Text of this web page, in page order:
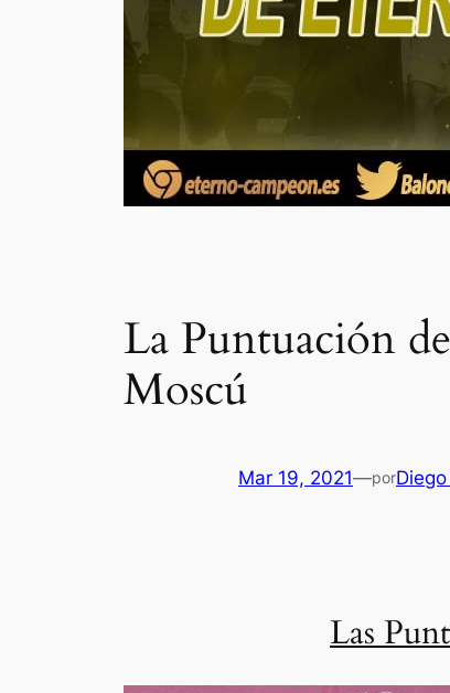
La Puntuación
Moscú
Mar 19, 2021—por
Las